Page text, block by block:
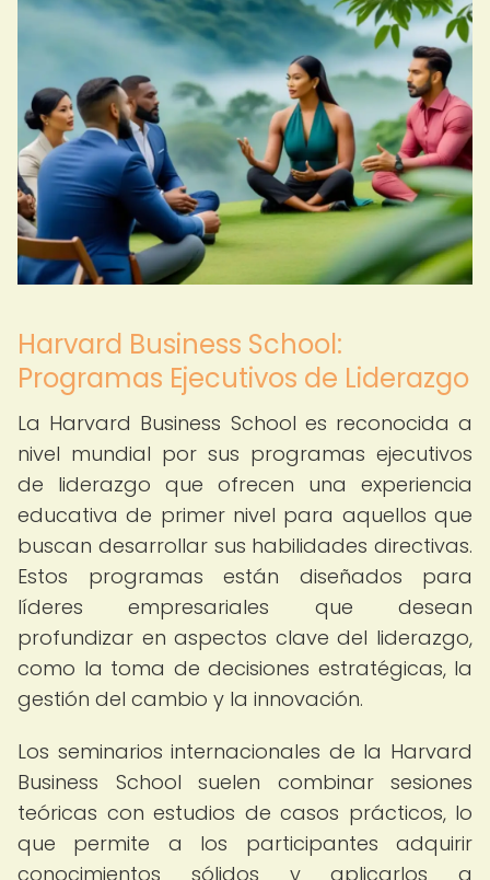
Harvard Business School:
Programas Ejecutivos de Liderazgo
La Harvard Business School es reconocida a
nivel mundial por sus programas ejecutivos
de liderazgo que ofrecen una experiencia
educativa de primer nivel para aquellos que
buscan desarrollar sus habilidades directivas.
Estos programas están diseñados para
líderes empresariales que desean
profundizar en aspectos clave del liderazgo,
como la toma de decisiones estratégicas, la
gestión del cambio y la innovación.
Los seminarios internacionales de la Harvard
Business School suelen combinar sesiones
teóricas con estudios de casos prácticos, lo
que permite a los participantes adquirir
conocimientos sólidos y aplicarlos a